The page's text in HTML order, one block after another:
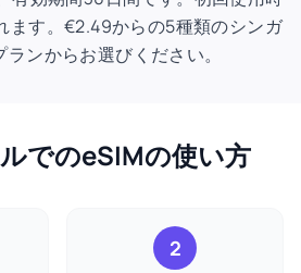
ます。€2.49からの5種類のシンガ
ンからお選びください。
でのeSIMの使い方
2